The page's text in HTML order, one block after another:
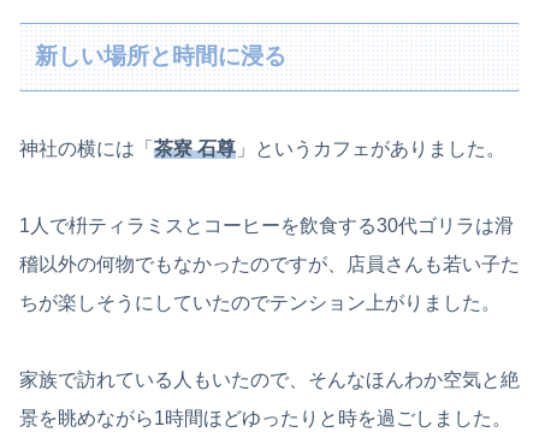
新しい場所と時間に浸る
神社の横には「 茶寮 石尊 」というカフェがありました。
1人で枡ティラミスとコーヒーを飲食する30代ゴリラは滑
稽以外の何物でもなかったのですが、店員さんも若い子た
ちが楽しそうにしていたのでテンション上がりました。
家族で訪れている人もいたので、そんなほんわか空気と絶
景を眺めながら1時間ほどゆったりと時を過ごしました。